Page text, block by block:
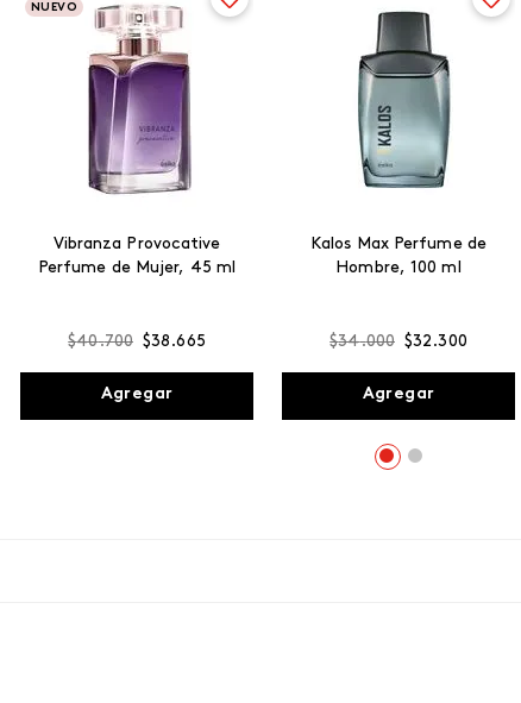
NUEVO
Vibranza Provocative
Perfume de Mujer, 45 ml
$40.700 $38 .665
Agregar
Kalos Max Perfume de
Hombre, 100 ml
$34.000 $32 .300
Agregar